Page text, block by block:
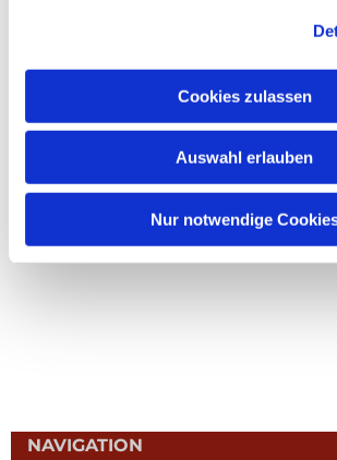
Cookies zulassen
Auswahl erlauben
Nur notwendige
NAVIGATION